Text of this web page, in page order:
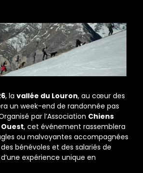
, la vallée du Louron, au cœur des
un week-end de randonnée pas
par l’Association Chiens
, cet événement rassemblera
ou malvoyantes accompagnées
bénévoles et des salariés de
expérience unique en